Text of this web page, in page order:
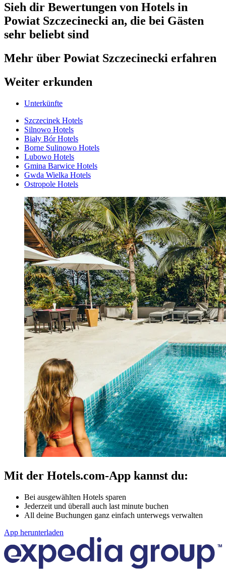
Sieh dir Bewertungen von Hotels in
Powiat Szczecinecki an, die bei Gästen
sehr beliebt sind
Mehr über Powiat Szczecinecki erfahren
Weiter erkunden
Unterkünfte
Szczecinek Hotels
Silnowo Hotels
Biały Bór Hotels
Borne Sulinowo Hotels
Lubowo Hotels
Gmina Barwice Hotels
Gwda Wielka Hotels
Ostropole Hotels
Mit der Hotels.com-App kannst du:
Bei ausgewählten Hotels sparen
Jederzeit und überall auch last minute buchen
All deine Buchungen ganz einfach unterwegs verwalten
App herunterladen